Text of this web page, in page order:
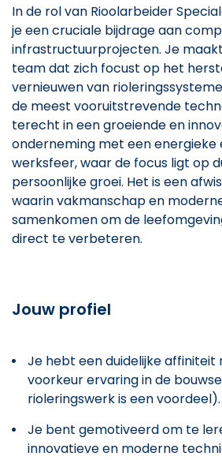
In de rol van Rioolarbeider
je een cruciale bijdrage aan
infrastructuurprojecten. Je
team dat zich focust op het
vernieuwen van
de meest vooruitstrevende
terecht in een groeiende en
onderneming met een energieke
werksfeer, waar de focus ligt op
persoonlijke groei. Het is een
waarin vakmanschap en
samenkomen om de
direct te verbeteren.
Jouw profiel
Je hebt een duidelijke
voorkeur ervaring in de
rioleringswerk is een voordeel).
Je bent gemotiveerd om te
innovatieve en moderne